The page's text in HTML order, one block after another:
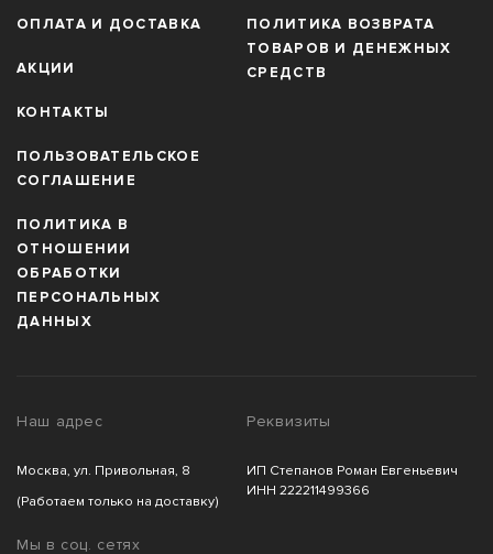
ОПЛАТА И ДОСТАВКА
АКЦИИ
КОНТАКТЫ
ПОЛЬЗОВАТЕЛЬСКОЕ
СОГЛАШЕНИЕ
ПОЛИТИКА В
ОТНОШЕНИИ
ОБРАБОТКИ
ПЕРСОНАЛЬНЫХ
ДАННЫХ
ПОЛИТИКА ВОЗВРАТА
ТОВАРОВ И ДЕНЕЖНЫХ
СРЕДСТВ
Наш адрес
Москва, ул. Привольная, 8
(Работаем только на доставку)
Реквизиты
ИП Степанов Роман Евгеньевич
ИНН 222211499366
Мы в соц. сетях